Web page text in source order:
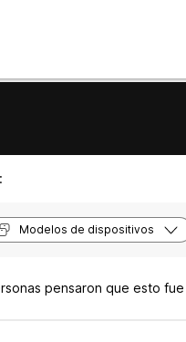
Modelos de dispositivos
pensaron que esto fue